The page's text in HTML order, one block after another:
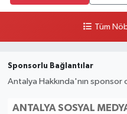
Tüm
Sponsorlu Bağlantılar
Antalya Hakkında'nın sponsor
ANTALYA SOSYAL